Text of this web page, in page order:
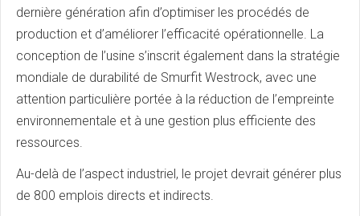
dernière génération afin d’optimiser les procédés de
production et d’améliorer l’efficacité opérationnelle. La
conception de l’usine s’inscrit également dans la stratégie
mondiale de durabilité de Smurfit Westrock, avec une
attention particulière portée à la réduction de l’empreinte
environnementale et à une gestion plus efficiente des
ressources.
Au-delà de l’aspect industriel, le projet devrait générer plus
de 800 emplois directs et indirects.